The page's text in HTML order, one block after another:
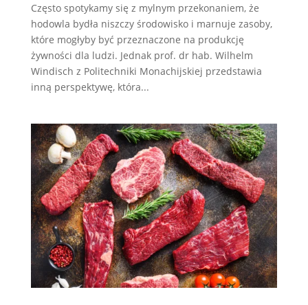
Często spotykamy się z mylnym przekonaniem, że
hodowla bydła niszczy środowisko i marnuje zasoby,
które mogłyby być przeznaczone na produkcję
żywności dla ludzi. Jednak prof. dr hab. Wilhelm
Windisch z Politechniki Monachijskiej przedstawia
inną perspektywę, która...